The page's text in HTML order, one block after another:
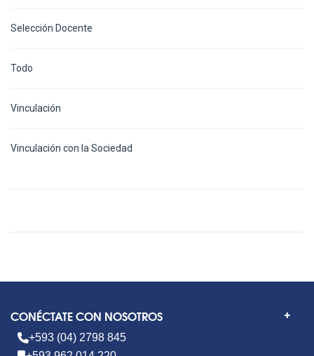
Selección Docente
Todo
Vinculación
Vinculación con la Sociedad
CONÉCTATE CON NOSOTROS
+593 (04) 2798 845